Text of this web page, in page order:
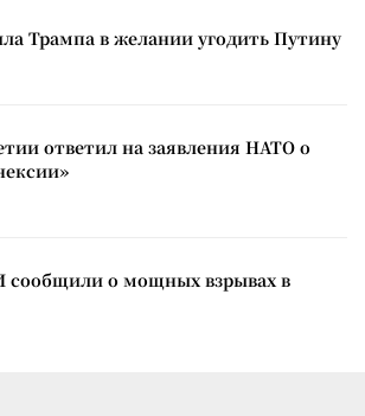
Трампа в желании угодить Путину
ответил на заявления НАТО о
сообщили о мощных взрывах в